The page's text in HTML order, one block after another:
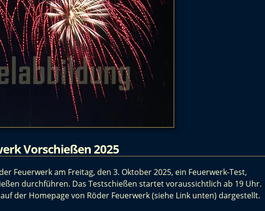
Vorschießen 2025
Feuerwerk am Freitag, den 3. Oktober 2025, ein Feuerwerk-Test,
durchführen. Das Testschießen startet voraussichtlich ab 19 Uhr.
der Homepage von Röder Feuerwerk (siehe Link unten) dargestellt.